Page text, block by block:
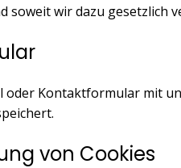
soweit wir dazu gesetzlich
oder Kontaktformular mit
von Cookies